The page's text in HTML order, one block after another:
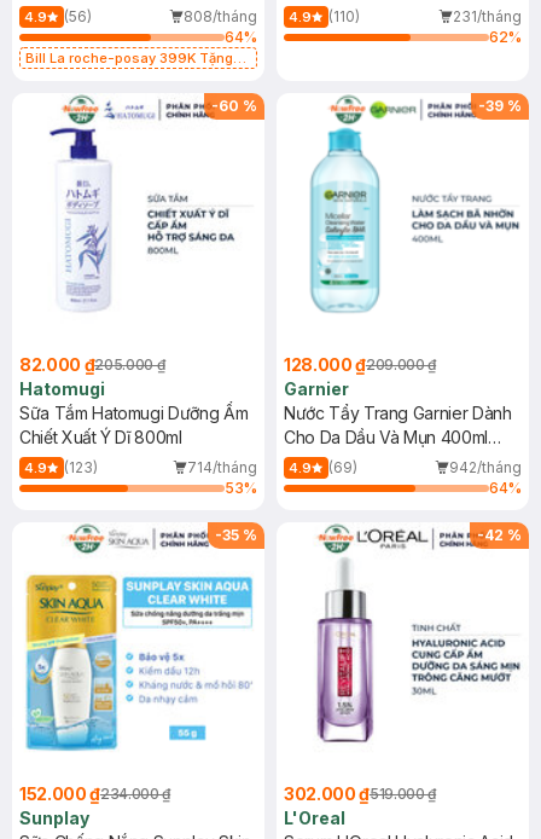
Dụng 40ml
4.9 (56)
808/tháng
64%
Bill La roche-posay 399K Tặng
(SL có hạn)
40ml
4.9 (110)
231/tháng
62%
-60 %
82.000 ₫205.000 ₫
Hatomugi
Sữa Tắm Hatomugi Dưỡng Ẩm
Chiết Xuất Ý Dĩ 800ml
4.9 (123)
714/tháng
53%
-39 %
128.000 ₫209.000 ₫
Garnier
Nước Tẩy Trang Garnier Dành
Cho Da Dầu Và Mụn 400ml
(Mới)
4.9 (69)
942/tháng
64%
-35 %
152.000 ₫234.000 ₫
Sunplay
-42 %
302.000 ₫519.000 ₫
L'Oreal